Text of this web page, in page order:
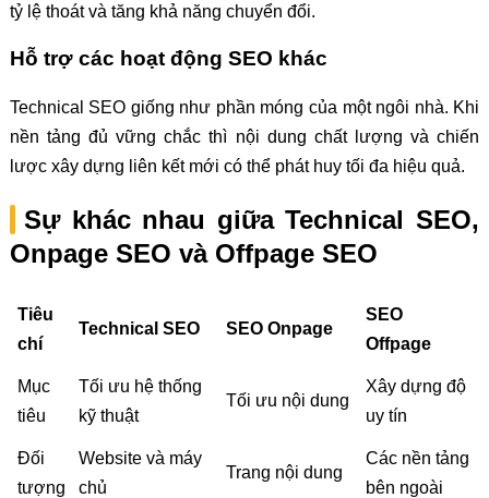
tỷ lệ thoát và tăng khả năng chuyển đổi.
Hỗ trợ các hoạt động SEO khác
Technical SEO giống như phần móng của một ngôi nhà. Khi
nền tảng đủ vững chắc thì nội dung chất lượng và chiến
lược xây dựng liên kết mới có thể phát huy tối đa hiệu quả.
Sự khác nhau giữa Technical SEO,
Onpage SEO và Offpage SEO
Tiêu
chí
Technical SEO SEO Onpage
SEO
Offpage
Mục
tiêu
Tối ưu hệ thống
kỹ thuật
Tối ưu nội dung
Xây dựng độ
uy tín
Đối
tượng
Website và máy
chủ
Trang nội dung
Các nền tảng
bên ngoài